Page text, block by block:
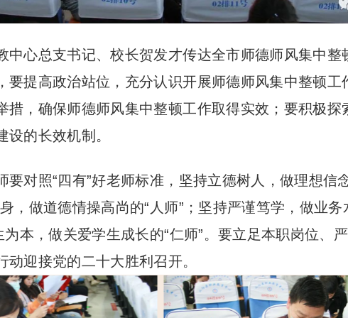
中心总支书记、校长贺发才传达全市师德师风集中整
要提高政治站位，充分认识开展师德师风集中整顿工
措，确保师德师风集中整顿工作取得实效；要积极探
设的长效机制。
要对照“四有”好老师标准，坚持立德树人，做理想信
，做道德情操高尚的“人师”；坚持严谨笃学，做业务
为本，做关爱学生成长的“仁师”。要立足本职岗位、
动迎接党的二十大胜利召开。